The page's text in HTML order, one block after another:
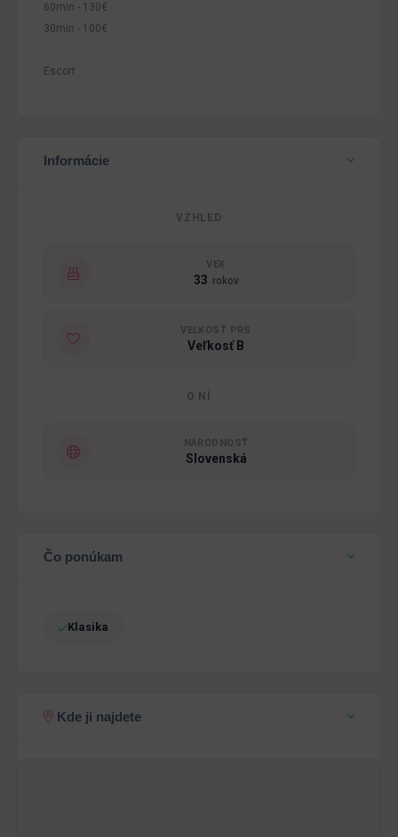
60min - 130€
30min - 100€
Escort
Informácie
VZHLED
VEK
33 rokov
VEĽKOSŤ PŔS
Veľkosť B
O NÍ
NÁRODNOSŤ
Slovenská
Čo ponúkam
Klasika
Kde ji najdete